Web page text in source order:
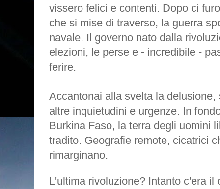
vissero felici e contenti. Dopo ci
che si mise di traverso, la guerra
navale. Il governo nato dalla
elezioni, le perse e - incredibile -
ferire.
Accantonai alla svelta la delusione,
altre inquietudini e urgenze. In
Burkina Faso, la terra degli uomini
tradito. Geografie remote, cicatrici
rimarginano.
L'ultima rivoluzione? Intanto c'era il